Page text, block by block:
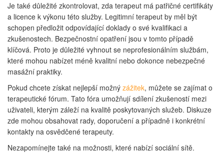
Je také důležité zkontrolovat, zda terapeut má patřičné certifikáty
a licence k výkonu této služby. Legitimní terapeut by měl být
schopen předložit odpovídající doklady o své kvalifikaci a
zkušenostech. Bezpečnostní opatření jsou v tomto případě
klíčová. Proto je důležité vyhnout se neprofesionálním službám,
které mohou nabízet méně kvalitní nebo dokonce nebezpečné
masážní praktiky.
Pokud chcete získat nejlepší možný zážitek, můžete se zajímat o
terapeutické fórum. Tato fóra umožňují sdílení zkušeností mezi
uživateli, kterým záleží na kvalitě poskytovaných služeb. Diskuze
zde mohou obsahovat rady, doporučení a případně i konkrétní
kontakty na osvědčené terapeuty.
Nezapomínejte také na možnosti, které nabízí sociální sítě.